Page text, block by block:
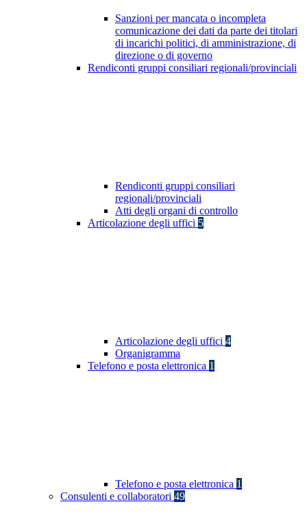
Sanzioni per mancata o incompleta
comunicazione dei dati da parte dei titolari
di incarichi politici, di amministrazione, di
direzione o di governo
Rendiconti gruppi consiliari regionali/provinciali
Rendiconti gruppi consiliari
regionali/provinciali
Atti degli organi di controllo
Articolazione degli uffici 5
Articolazione degli uffici 4
Organigramma
Telefono e posta elettronica 1
Telefono e posta elettronica 1
Consulenti e collaboratori 49